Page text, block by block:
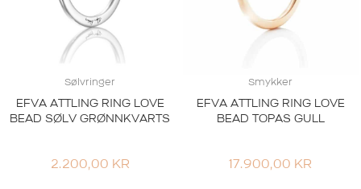
Sølvringer
EFVA ATTLING RING LOVE
BEAD SØLV GRØNNKVARTS
2.200,00 KR
Smykker
EFVA ATTLING RING LOVE
BEAD TOPAS GULL
17.900,00 KR